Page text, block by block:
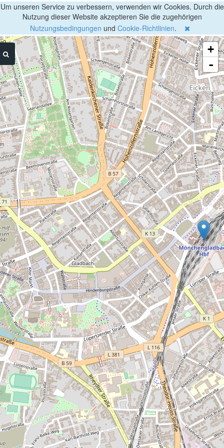
Um unseren Service zu verbessern, verwenden wir Cookies. Durch die
Nutzung dieser Website akzeptieren Sie die zugehörigen
Nutzungsbedingungen und Cookie-Richtlinien.
+
-